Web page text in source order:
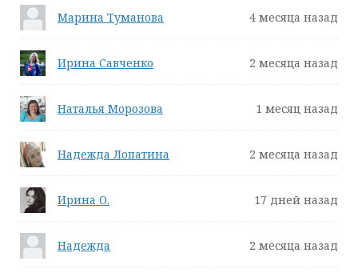
Марина Туманова 4 месяца назад
Ирина Савченко 2 месяца назад
Наталья Морозова 1 месяц назад
Надежда Лопатина 2 месяца назад
Ирина О. 17 дней назад
Надежда 2 месяца назад